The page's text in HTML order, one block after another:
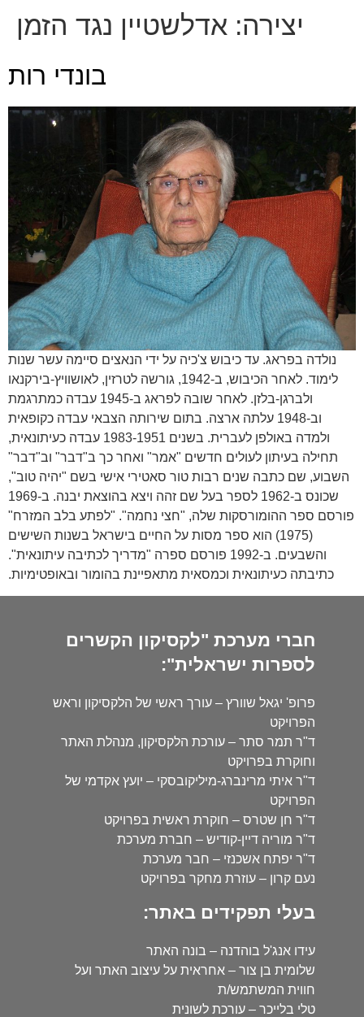
יצירה: אדלשטיין נגד הזמן
בונדי רות
נולדה בפראג. עד כיבוש צ'כיה על ידי הנאצים סיימה עשר שנות
לימוד. לאחר הכיבוש, ב-1942, גורשה לטרזין, לאושוויץ-בירקנאו
ולברגן-בלזן. לאחר שובה לפראג ב-1945 עבדה כמתרגמת
וב-1948 עלתה ארצה. בתום שירותה הצבאי עבדה כקופאית
ולמדה באולפן לעברית. בשנים 1983-1951 עבדה כעיתונאית,
תחילה בעיתון לעולים חדשים "אמר" ואחר כך ב"דבר" וב"דבר"
השבוע, שם כתבה שנים רבות טור סאטירי אישי בשם "יהיה טוב",
שכונס ב-1962 לספר בעל שם זהה ויצא בהוצאת יבנה. ב-1969
פורסם ספר ההומורסקות שלה, "חצי נחמה". "לפתע בלב המזרח"
(1975) הוא ספר מסות על החיים בישראל בשנות השישים
והשבעים. ב-1992 פורסם ספרה "מדריך לכתיבה עיתונאית".
כתיבתה כעיתונאית וכמסאית מתאפיינת בהומור ובאופטימיות.
חברי מערכת "לקסיקון הקשרים
לספרות ישראלית":
פרופ' יגאל שוורץ – עורך ראשי של הלקסיקון וראש
הפרויקט
ד"ר תמר סתר – עורכת הלקסיקון, מנהלת האתר
וחוקרת בפרויקט
ד"ר איתי מרינברג-מיליקובסקי – יועץ אקדמי של
הפרויקט
ד"ר חן שטרס – חוקרת ראשית בפרויקט
ד"ר מוריה דיין-קודיש – חברת מערכת
ד"ר יפתח אשכנזי – חבר מערכת
נעם קרון – עוזרת מחקר בפרויקט
בעלי תפקידים באתר:
עידו אנג'ל בוהדנה – בונה האתר
שלומית בן צור – אחראית על עיצוב האתר ועל
חווית המשתמש/ת
טלי בלייכר – עורכת לשונית